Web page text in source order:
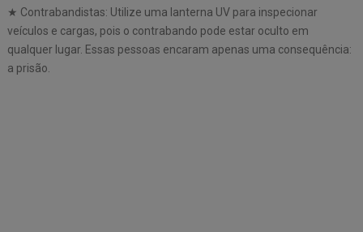
★ Contrabandistas: Utilize uma lanterna UV para inspecionar
veículos e cargas, pois o contrabando pode estar oculto em
qualquer lugar. Essas pessoas encaram apenas uma consequência:
a prisão.